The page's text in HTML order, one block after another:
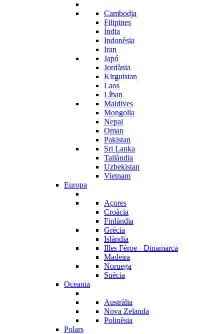
Cambodja
Filipines
Índia
Indonèsia
Iran
Japó
Jordània
Kirguistan
Laos
Líban
Maldives
Mongolia
Nepal
Oman
Pakistan
Sri Lanka
Tailàndia
Uzbekistan
Vietnam
Europa
Açores
Croàcia
Finlàndia
Grècia
Islàndia
Illes Fèroe - Dinamarca
Madeira
Noruega
Suècia
Oceania
Austràlia
Nova Zelanda
Polinèsia
Polars